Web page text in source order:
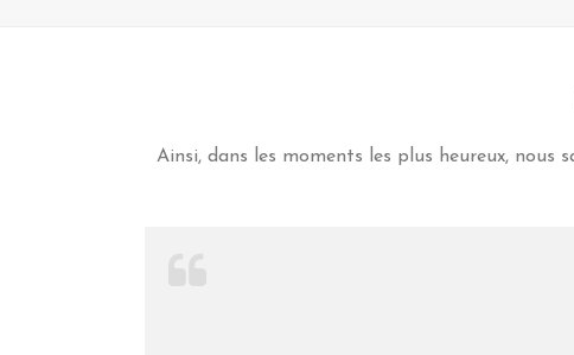
Ainsi, dans les moments les plus heureux,